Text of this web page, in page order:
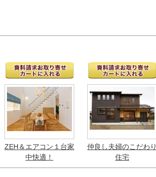
ZEH＆エアコン１台家
中快適！
仲良し夫婦のこだわり
住宅